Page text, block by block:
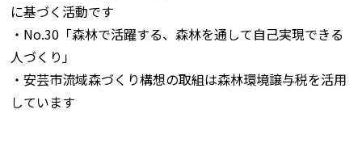
に基づく活動です
・No.30「森林で活躍する、森林を通して自己実現できる
人づくり」
・安芸市流域森づくり構想の取組は森林環境譲与税を活用
しています